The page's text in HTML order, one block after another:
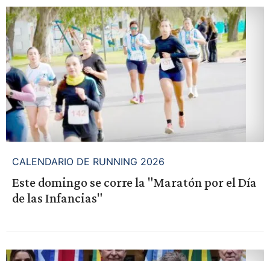
CALENDARIO DE RUNNING 2026
Este domingo se corre la "Maratón por el Día
de las Infancias"